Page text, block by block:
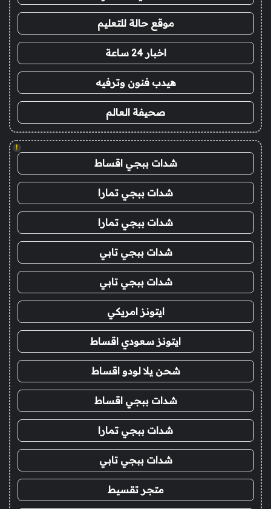
موقع حالة للتعليم
اخبار 24 ساعة
هيدب فنون وترفيه
صحيفة العالم
!
شدات ببجي اقساط
شدات ببجي تمارا
شدات ببجي تمارا
شدات ببجي تابي
شدات ببجي تابي
ايتونز امريكي
ايتونز سعودي اقساط
شحن يلا لودو اقساط
شدات ببجي اقساط
شدات ببجي تمارا
شدات ببجي تابي
متجر تقسيط